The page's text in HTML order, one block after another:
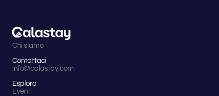
Chi siamo
Contattaci
info@calastay.com
Esplora
Eventi